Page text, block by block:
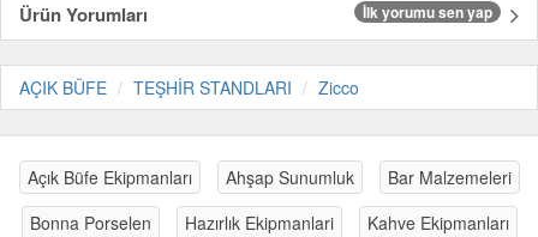
Ürün Yorumları
İlk yorumu sen yap
AÇIK BÜFE TEŞHİR STANDLARI Zicco
Açık Büfe Ekipmanları Ahşap Sunumluk
Bar Malzemeleri
Bonna Porselen
Hazırlık Ekipmanlari Kahve Ekipmanları